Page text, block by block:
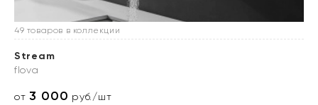
49 товаров в коллекции
Stream
flova
от3 000 руб./шт